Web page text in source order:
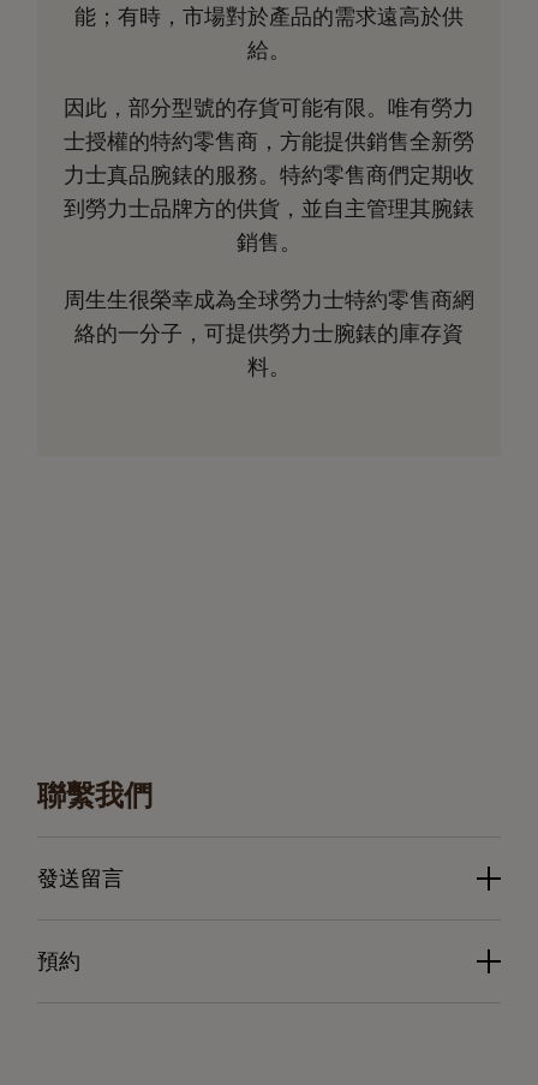
能；有時，市場對於產品的需求遠高於供
給。
因此，部分型號的存貨可能有限。唯有勞力
士授權的特約零售商，方能提供銷售全新勞
力士真品腕錶的服務。特約零售商們定期收
到勞力士品牌方的供貨，並自主管理其腕錶
銷售。
周生生很榮幸成為全球勞力士特約零售商網
絡的一分子，可提供勞力士腕錶的庫存資
料。
聯繫我們
發送留言
預約